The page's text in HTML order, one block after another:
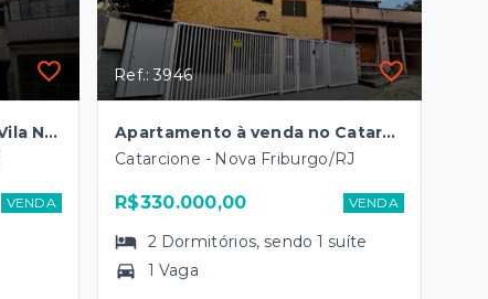
Apartamento a venda em Vila Nova
VENDA
Ref.: 3946
Apartamento à venda no Catarcione
Catarcione - Nova Friburgo/RJ
R$330.000,00 VENDA
2 Dormitórios, sendo1 suíte
1 Vaga